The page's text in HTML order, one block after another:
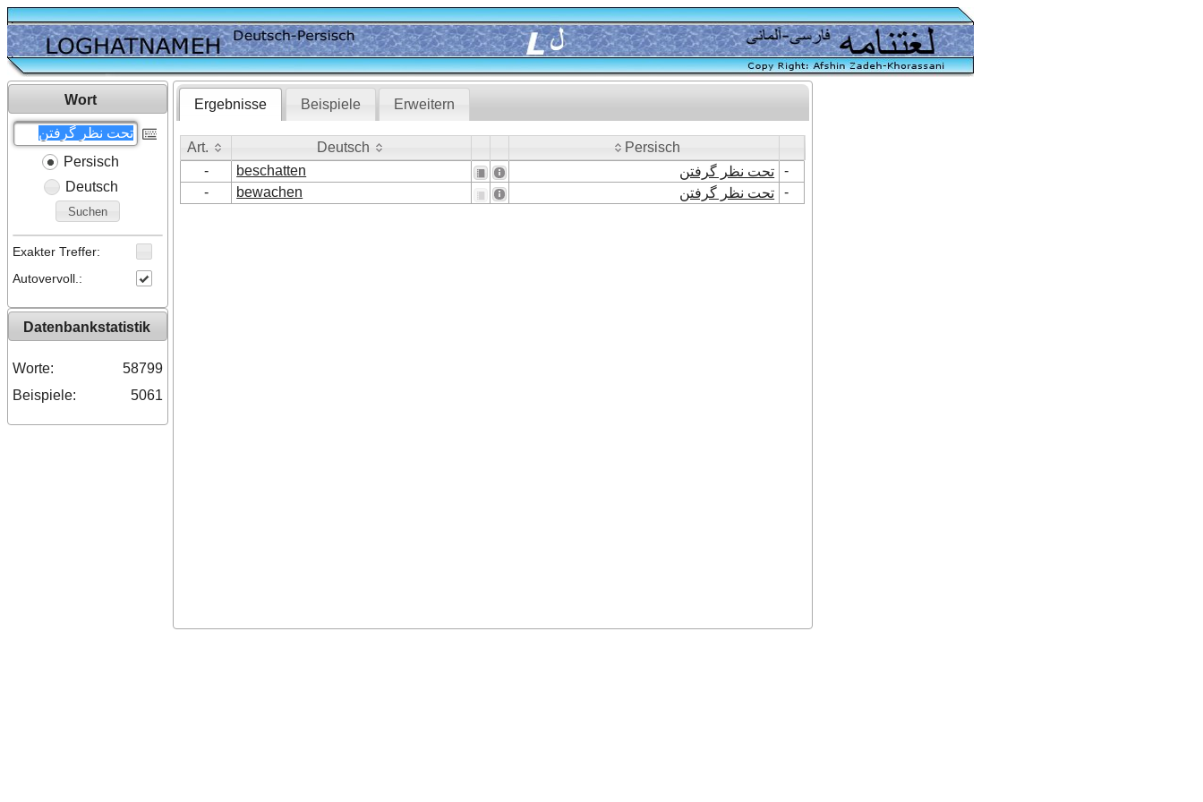
Wort
Persisch
Deutsch
Suchen
Exakter Treffer:
Autovervoll.:
Datenbankstatistik
Worte:
58799
Beispiele:
5061
Ergebnisse Beispiele Erweitern
Art. Deutsch
Persisch
Art.
- beschatten تحت نظر گرفتن
-
-
bewachen تحت نظر گرفتن -